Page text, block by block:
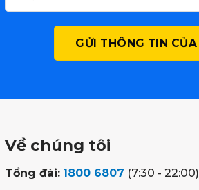
Về chúng tôi
Tổng đài: 1800 6807 (7:30 - 22:00)